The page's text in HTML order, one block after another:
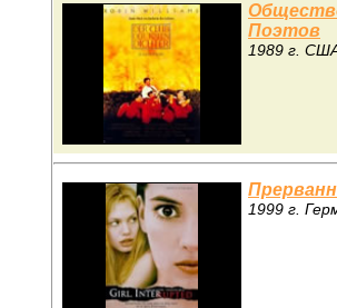
Поэтов
1989 г.
1999 г.